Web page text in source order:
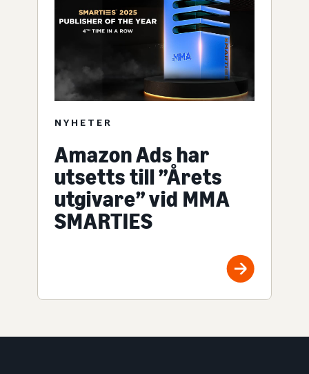
NYHETER
Amazon Ads har
utsetts till ”Årets
utgivare” vid MMA
SMARTIES